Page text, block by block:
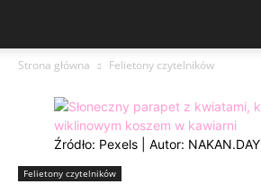
Strona główna Felietony czytelników
Źródło: Pexels | Autor: NAKAN.DAY
Felietony czytelników